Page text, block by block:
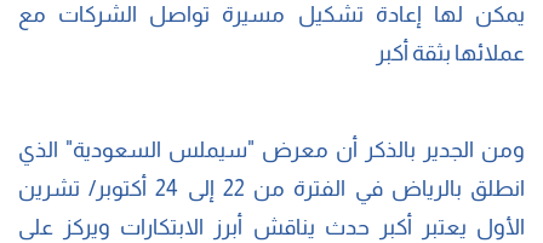
يمكن لها إعادة تشكيل مسيرة تواصل الشركات مع
عملائها بثقة أكبر
ومن الجدير بالذكر أن معرض "سيملس السعودية" الذي
انطلق بالرياض في الفترة من 22 إلى 24 أكتوبر/ تشرين
الأول يعتبر أكبر حدث يناقش أبرز الابتكارات ويركز على